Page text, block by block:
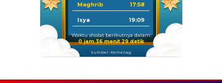
Maghrib 17:58
Isya 19:09
Waktu sholat berikutnya dalam:
0 jam 36 menit 28 detik
Sumber: Kemenag